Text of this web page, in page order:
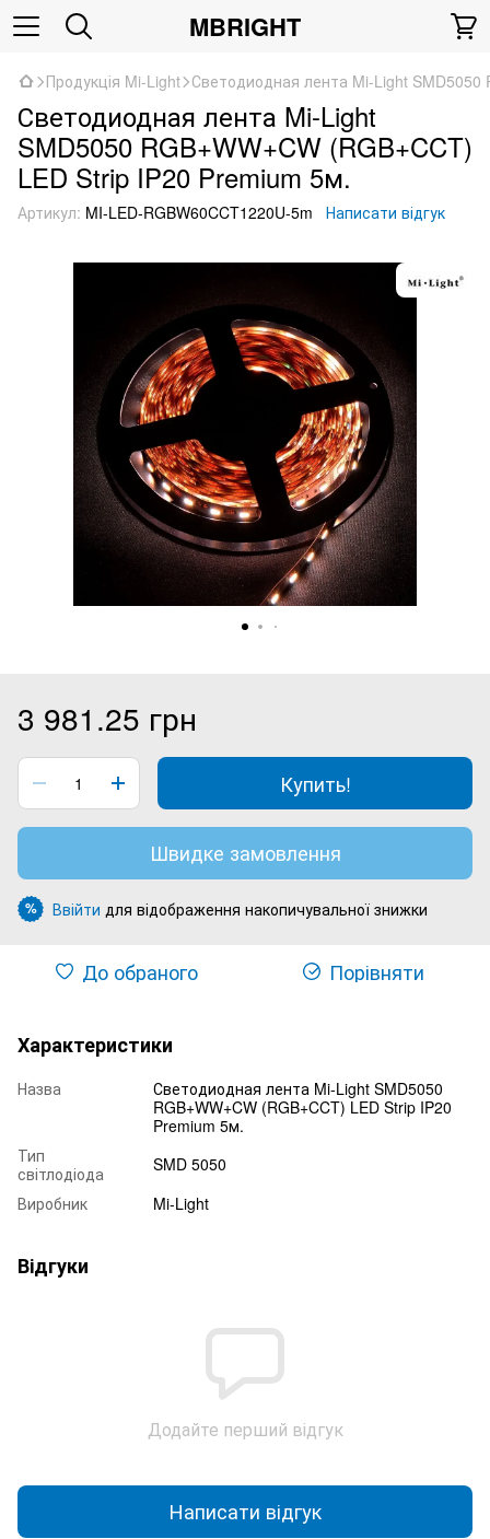
MBRIGHT
Продукція Mi-Light Светодиодная лента Mi-Light SMD5050
Светодиодная лента Mi-Light
SMD5050 RGB+WW+CW (RGB+CCT)
LED Strip IP20 Premium 5м.
Артикул: MI-LED-RGBW60CCT1220U-5m Написати відгук
3 981.25 грн
Купить!
Швидке замовлення
% Ввійти для відображення накопичувальної знижки
До обраного Порівняти
Характеристики
Назва
Светодиодная лента Mi-Light SMD5050
RGB+WW+CW (RGB+CCT) LED Strip IP20
Premium 5м.
Тип
світлодіода
SMD 5050
Виробник
Mi-Light
Відгуки
Додайте перший відгук
Написати відгук